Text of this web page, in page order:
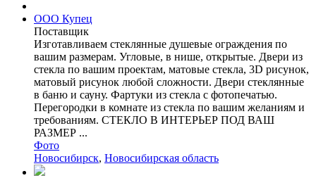
ООО Купец
Поставщик
Изготавливаем стеклянные душевые ограждения по
вашим размерам. Угловые, в нише, открытые. Двери из
стекла по вашим проектам, матовые стекла, 3D рисунок,
матовый рисунок любой сложности. Двери стеклянные
в баню и сауну. Фартуки из стекла с фотопечатью.
Перегородки в комнате из стекла по вашим желаниям и
требованиям. СТЕКЛО В ИНТЕРЬЕР ПОД ВАШ
РАЗМЕР ...
Фото
Новосибирск, Новосибирская область